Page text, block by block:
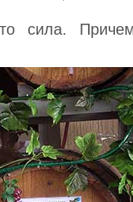
сила.